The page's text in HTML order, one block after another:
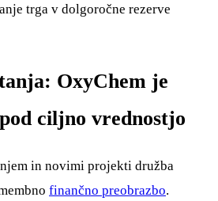
trga v dolgoročne rezerve
OxyChem je
ciljno vrednostjo
in novimi projekti družba
finančno preobrazbo.